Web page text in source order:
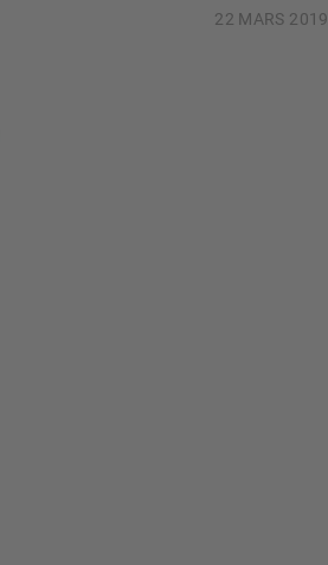
22 MARS 2019